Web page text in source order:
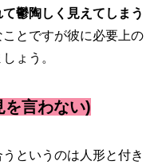
鬱陶しく見えてしまう
とですが彼に必要上の
ょう。
言わない)
というのは人形と付き